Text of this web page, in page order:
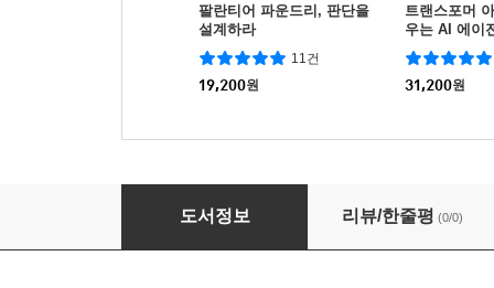
팔란티어 파운드리, 판단을
설계하라
11건
19,200원
트랜스포머
우는 AI 에이
체인 & 랭그
31,200원
바이브코딩 시대, 비개발자를 위한 IT 지식
도서정보 리뷰/한줄평 (0/0)